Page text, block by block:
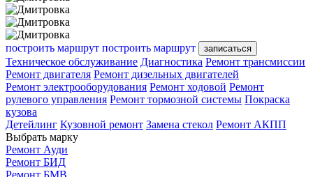
построить маршрут построить маршрут записаться
Техническое обслуживание Диагностика Ремонт трансмиссии
Ремонт двигателя Ремонт дизельных двигателей
Ремонт электрооборудования Ремонт ходовой Ремонт
рулевого управления Ремонт тормозной системы Покраска
кузова
Детейлинг Кузовной ремонт Замена стекол Ремонт АКПП
Выбрать марку
Ремонт Ауди
Ремонт БИД
Ремонт БМВ